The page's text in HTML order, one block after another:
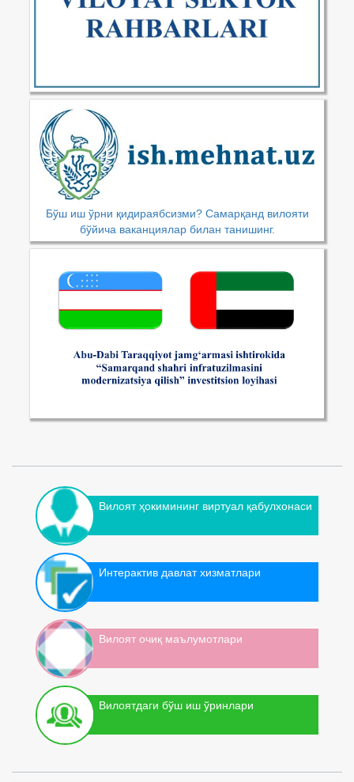
Бўш иш ўрни қидираябсизми? Самарқанд вилояти
бўйича ваканциялар билан танишинг.
Вилоят ҳокимининг виртуал қабулхонаси
Интерактив давлат хизматлари
Вилоят очиқ маълумотлари
Вилоятдаги бўш иш ўринлари